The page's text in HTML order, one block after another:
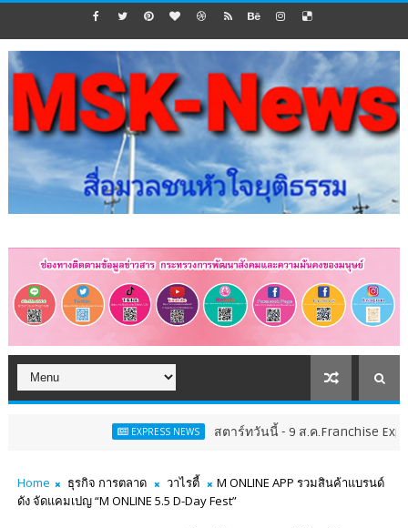
EXPRESS NEWS สตาร์ทวันนี้ - 9 ส.ค.Franchise Expo Thailand
Home ธุรกิจ การตลาด วาไรตี้
M ONLINE APP รวมสินค้าแบรนด์
ดัง จัดแคมเปญ “M ONLINE 5.5 D-Day Fest”